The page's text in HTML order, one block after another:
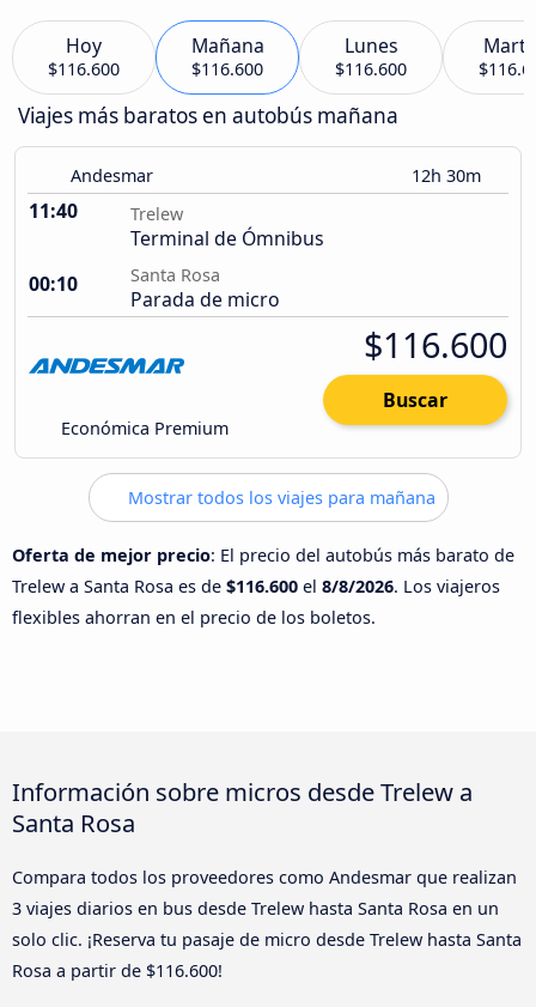
Hoy
$116.600
Mañana
$116.600
Lunes
$116.600
Viajes más baratos en autobús mañana
Andesmar 12h 30m
11:40 Trelew
Terminal de Ómnibus
00:10
Santa Rosa
Parada de micro
Económica Premium
$116.600
Buscar
Mostrar todos los viajes para mañana
Oferta de mejor precio: El precio del autobús más barato de
Trelew a Santa Rosa es de $116.600 el 8/8/2026. Los viajeros
flexibles ahorran en el precio de los boletos.
Información sobre micros desde Trelew a
Santa Rosa
Compara todos los proveedores como Andesmar que realizan
3 viajes diarios en bus desde Trelew hasta Santa Rosa en un
solo clic. ¡Reserva tu pasaje de micro desde Trelew hasta Santa
Rosa a partir de $116.600!